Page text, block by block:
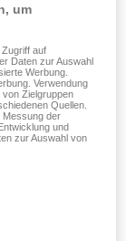
optimierten
Freiberufler
um
auf
Daten zur Auswahl
Werbung.
Verwendung
von Zielgruppen
Quellen.
Messung der
und
zur Auswahl von